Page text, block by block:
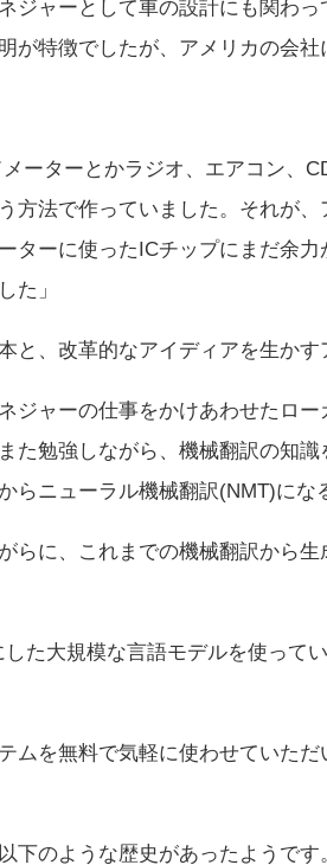
ジャーとして車の設計にも関わ
が特徴でしたが、アメリカの会
ーターとかラジオ、エアコン、
方法で作っていました。それが
ターに使ったICチップにまだ余
た」
、改革的なアイディアを生かす
ジャーの仕事をかけあわせたロ
た勉強しながら、機械翻訳の知
らニューラル機械翻訳(NMT)にな
に、これまでの機械翻訳から
した大規模な言語モデルを使っ
を無料で気軽に使わせていた
のような歴史があったようです